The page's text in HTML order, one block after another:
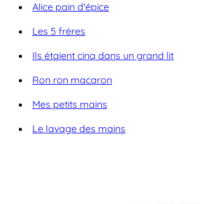
Alice pain d'épice
Les 5 frères
Ils étaient cinq dans un grand lit
Ron ron macaron
Mes petits mains
Le lavage des mains